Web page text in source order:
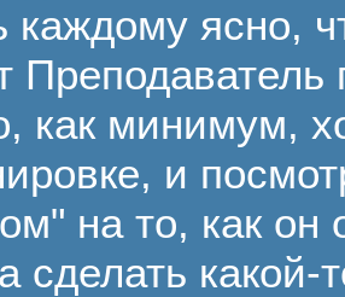
каждому ясно,
как минимум,
и
на то, как
сделать